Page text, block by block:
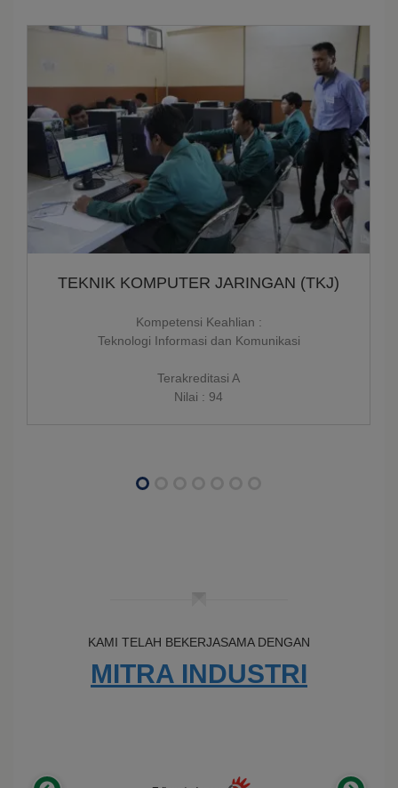
TEKNIK KOMPUTER JARINGAN (TKJ)
Kompetensi Keahlian :
Teknologi Informasi dan Komunikasi
Terakreditasi A
Nilai : 94
KAMI TELAH BEKERJASAMA DENGAN
MITRA INDUSTRI